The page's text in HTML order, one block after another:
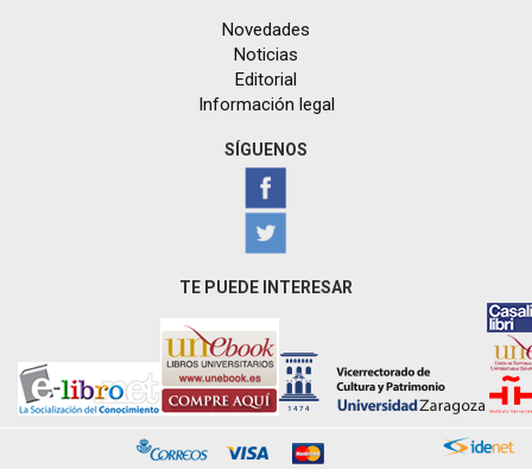
Novedades
Noticias
Editorial
Información legal
SÍGUENOS
TE PUEDE INTERESAR